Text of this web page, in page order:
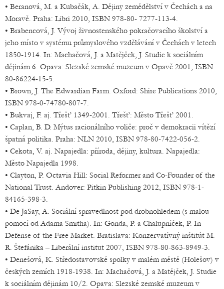
• Beranová, M. a Kubačák, A. Dějiny zemědělství v Čechách a na
Moravě. Praha: Libri 2010, ISBN 978-80- 7277-113-4.
• Brabencová, J. Vývoj živnostenského pokračovacího školství a
jeho místo v systému průmyslového vzdělávání v Čechách v letech
1850-1914. In: Machačová, J. a Matějček, J. Studie k sociálním
dějinám 6. Opava: Slezské zemské muzeum v Opavě 2001, ISBN
80-86224-15-5.
• Brown, J. The Edwardian Farm. Oxford: Shire Publications 2010,
ISBN 978-0-74780-807-7.
• Bukvaj, F. aj. Třešť 1349-2001. Třešť: Město Třešť 2001.
• Caplan, B. D. Mýtus racionálního voliče: proč v demokracii vítězí
špatná politika. Praha: NLN 2010, ISBN 978-80-7422-056-2.
• Cekota, V. aj. Napajedla: příroda, dějiny, kultura. Napajedla:
Město Napajedla 1998.
• Clayton, P. Octavia Hill: Social Reformer and Co-Founder of the
National Trust. Andover: Pitkin Publishing 2012, ISBN 978-1-
84165-398-3.
• De JaSay, A. Sociální spravedlnost pod drobnohledem (s malou
pomocí od Adama Smitha). In: Gonda, P. a Chalupníček, P. In
Defense of the Free Market. Bratislava: Konzervatívný inštitút M.
R. Štefánika – Liberální institut 2007, ISBN 978-80-863-8949-3.
• Denešová, K. Středostavovské spolky v malém městě (Holešov) v
českých zemích 1918-1938. In: Machačová, J. a Matějček, J. Studie
k sociálním dějinám 10/2. Opava: Slezské zemské muzeum v